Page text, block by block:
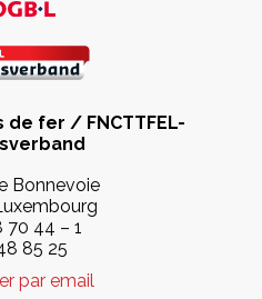
de fer / FNCTTFEL-
Bonnevoie
70 44 – 1
85 25
par email